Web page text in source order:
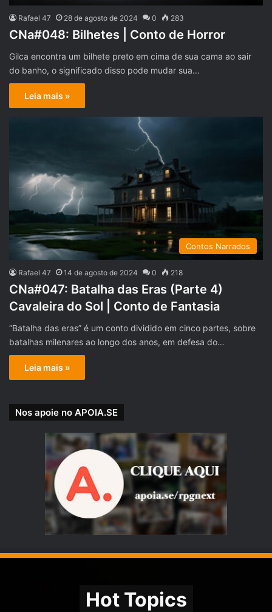
Rafael 47 28 de agosto de 2024 0 283
CNa#048: Bilhetes | Conto de Horror
Gilca encontra um bilhete preto em cima de sua cama ao sair
do banho, o significado disso pode mudar sua…
Leia mais »
Contos Narrados
Rafael 47 14 de agosto de 2024 0 218
CNa#047: Batalha das Eras (Parte 4)
Cavaleira do Sol | Conto de Fantasia
“Batalha das eras” é um conto dividido em cinco partes, sobre
batalhas milenares ao longo dos anos, em defesa do…
Leia mais »
Nos apoie no APOIA.SE
Hot Topics